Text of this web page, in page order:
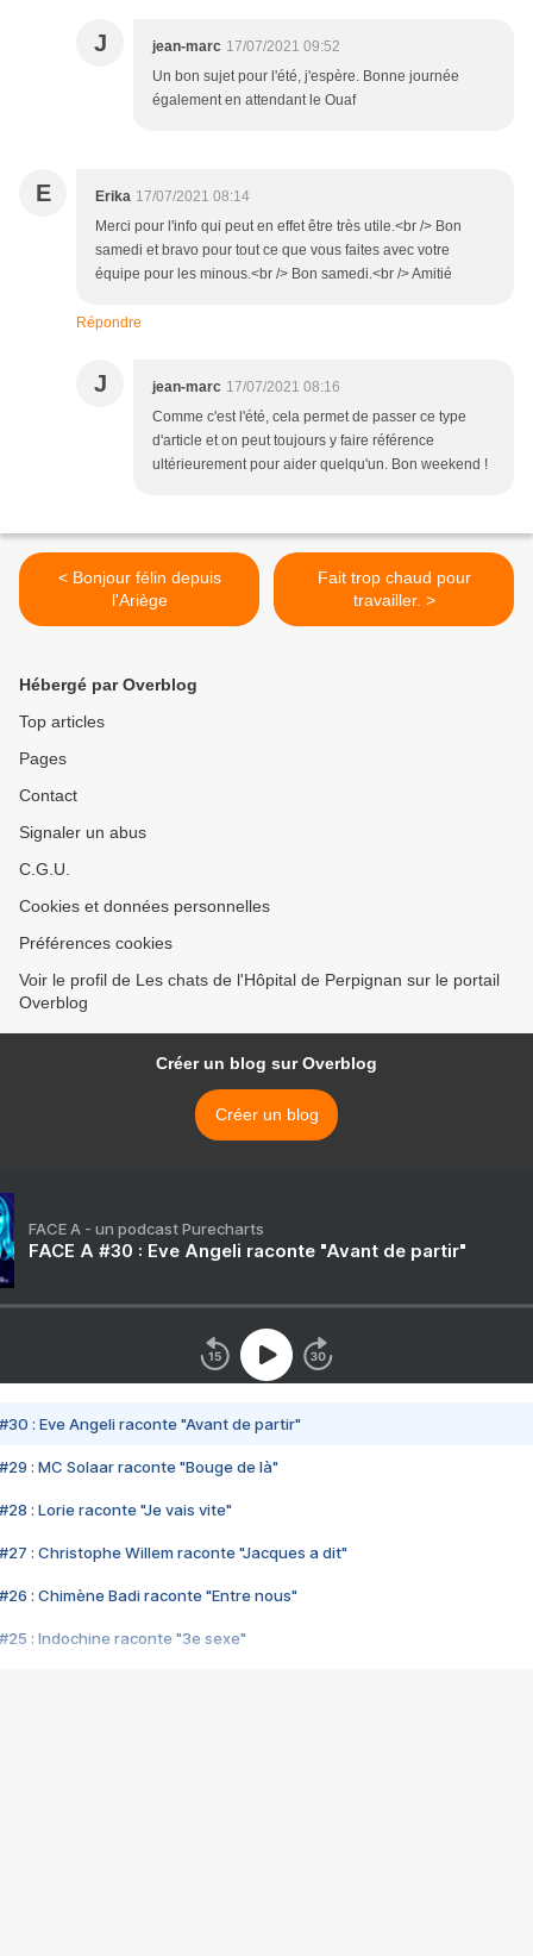
J jean-marc 17/07/2021 09:52
Un bon sujet pour l'été, j'espère. Bonne journée
également en attendant le Ouaf
E Erika 17/07/2021 08:14
Merci pour l'info qui peut en effet être très utile.<br /> Bon
samedi et bravo pour tout ce que vous faites avec votre
équipe pour les minous.<br /> Bon samedi.<br /> Amitié
Répondre
J jean-marc 17/07/2021 08:16
Comme c'est l'été, cela permet de passer ce type
d'article et on peut toujours y faire référence
ultérieurement pour aider quelqu'un. Bon weekend !
< Bonjour félin depuis
l'Ariège
Fait trop chaud pour
travailler. >
Hébergé par Overblog
Top articles
Pages
Contact
Signaler un abus
C.G.U.
Cookies et données personnelles
Préférences cookies
Voir le profil de Les chats de l'Hôpital de Perpignan sur le portail
Overblog
Créer un blog sur Overblog
Créer un blog
FACE A - un podcast Purecharts
FACE A #30 : Eve Angeli raconte "Avant de partir"
#30 : Eve Angeli raconte "Avant de partir"
#29 : MC Solaar raconte "Bouge de là"
#28 : Lorie raconte "Je vais vite"
#27 : Christophe Willem raconte "Jacques a dit"
#26 : Chimène Badi raconte "Entre nous"
#25 : Indochine raconte "3e sexe"